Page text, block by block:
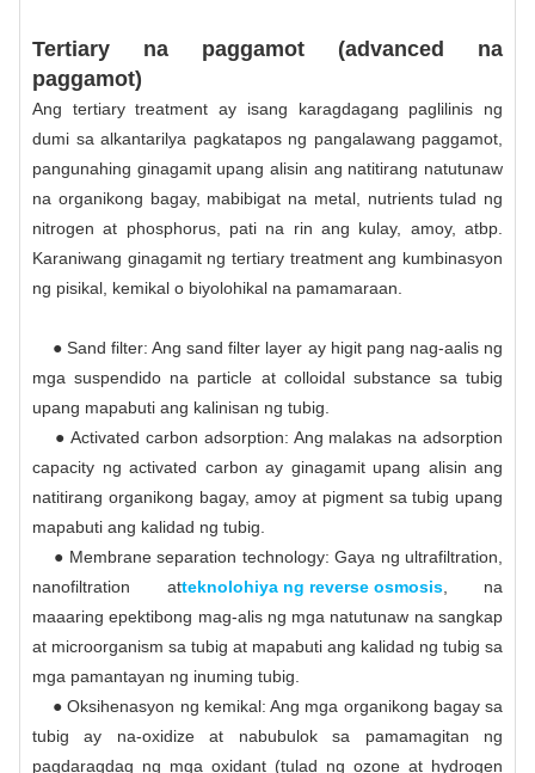
Tertiary na paggamot (advanced na
paggamot)
Ang tertiary treatment ay isang karagdagang paglilinis ng
dumi sa alkantarilya pagkatapos ng pangalawang paggamot,
pangunahing ginagamit upang alisin ang natitirang natutunaw
na organikong bagay, mabibigat na metal, nutrients tulad ng
nitrogen at phosphorus, pati na rin ang kulay, amoy, atbp.
Karaniwang ginagamit ng tertiary treatment ang kumbinasyon
ng pisikal, kemikal o biyolohikal na pamamaraan.
● Sand filter: Ang sand filter layer ay higit pang nag-aalis ng
mga suspendido na particle at colloidal substance sa tubig
upang mapabuti ang kalinisan ng tubig.
● Activated carbon adsorption: Ang malakas na adsorption
capacity ng activated carbon ay ginagamit upang alisin ang
natitirang organikong bagay, amoy at pigment sa tubig upang
mapabuti ang kalidad ng tubig.
● Membrane separation technology: Gaya ng ultrafiltration,
nanofiltration atteknolohiya ng reverse osmosis, na
maaaring epektibong mag-alis ng mga natutunaw na sangkap
at microorganism sa tubig at mapabuti ang kalidad ng tubig sa
mga pamantayan ng inuming tubig.
● Oksihenasyon ng kemikal: Ang mga organikong bagay sa
tubig ay na-oxidize at nabubulok sa pamamagitan ng
pagdaragdag ng mga oxidant (tulad ng ozone at hydrogen